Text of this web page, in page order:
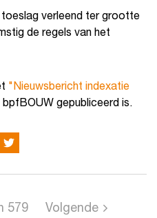
toeslag verleend ter grootte
de regels van het
"Nieuwsbericht indexatie
gepubliceerd is.
579 Volgende